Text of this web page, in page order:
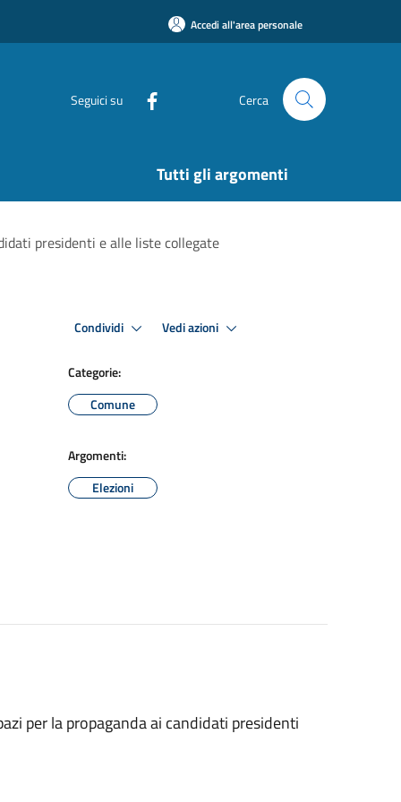
Accedi all'area personale
Seguici su Cerca
Tutti gli argomenti
presidenti e alle liste collegate
Condividi Vedi azioni
Categorie:
Comune
Argomenti:
Elezioni
per la propaganda ai candidati presidenti